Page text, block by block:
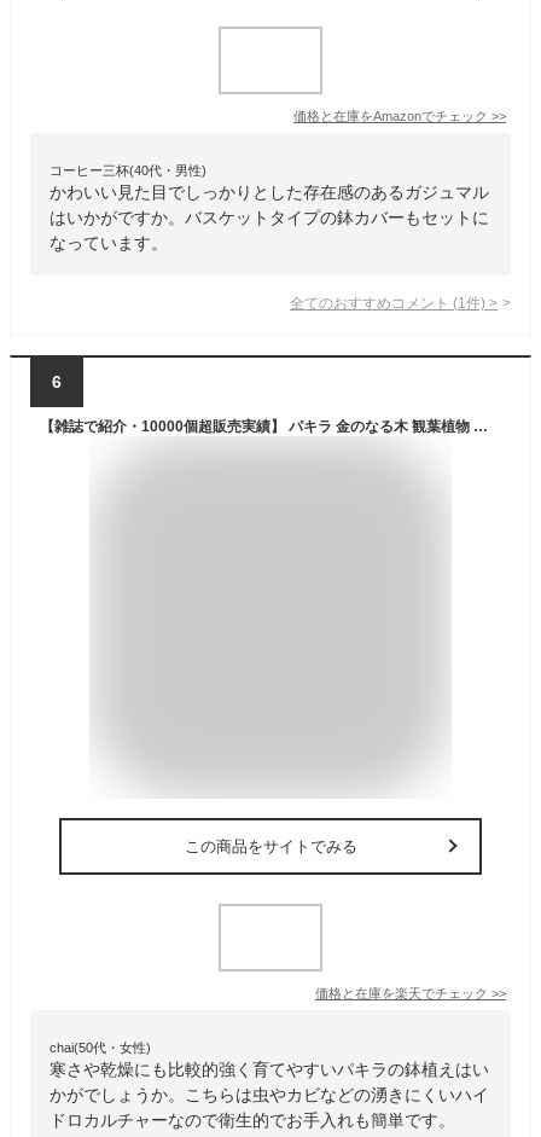
価格と在庫をAmazonでチェック >>
コーヒー三杯(40代・男性)
かわいい見た目でしっかりとした存在感のあるガジュマル
はいかがですか。バスケットタイプの鉢カバーもセットに
なっています。
全てのおすすめコメント (1 件) >
6
【雑誌で紹介・10000個超販売実績】 パキラ 金のなる木 観葉植物 ハイドロカルチャー ミニ 水耕栽培 おしゃれ 土を使わない ミニ観葉植物 小さい 室内 卓上 デスク 玄関 トイレ インテリア 風水 洗面所 ギフト お祝い 開業祝い 風水に良い 縁起の良い 本物 東京寿園
この商品をサイトでみる
価格と在庫を楽天でチェック >>
chai(50代・女性)
寒さや乾燥にも比較的強く育てやすいパキラの鉢植えはい
かがでしょうか。こちらは虫やカビなどの湧きにくいハイ
ドロカルチャーなので衛生的でお手入れも簡単です。